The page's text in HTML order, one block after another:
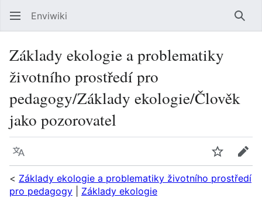
Enviwiki
Základy ekologie a problematiky
životního prostředí pro
pedagogy/Základy ekologie/Člověk
jako pozorovatel
Jazyk Sledovat
< Základy ekologie a problematiky životního prostředí
pro pedagogy
Základy ekologie